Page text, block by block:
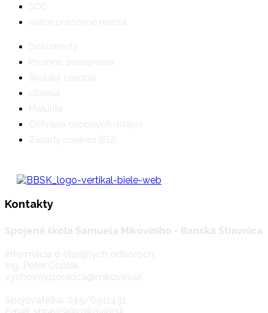
SOČ
Voľné pracovné miesta
Dokumenty
Povinné zverejnenia
Školský časopis
Učitelia
Maturita
Ochrana osobných údajov
Zásady cookies (EU)
Kontakty
Spojená škola Samuela Mikovíniho - Banská Štiavnica
Informácie o študijných odboroch:
Ing. Peter Coplák
vychovny.poradca@mikovini.sk
Spojovateľka: 045/6911431